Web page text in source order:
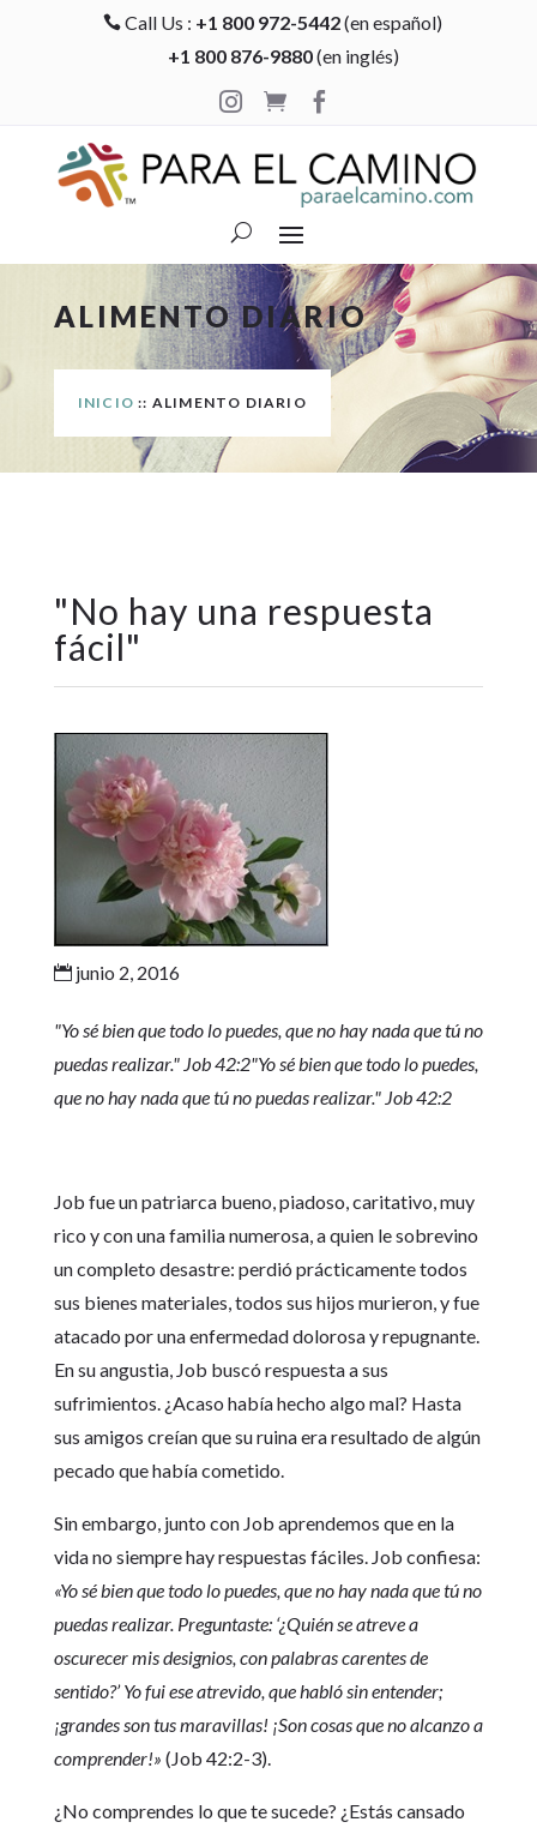
 Call Us : +1 800 972-5442(en español)
+1 800 876-9880(en inglés)

 
ALIMENTO DIARIO
INICIO :: ALIMENTO DIARIO
"No hay una respuesta
fácil"
junio 2, 2016
"Yo sé bien que todo lo puedes, que no hay nada que tú no
puedas realizar." Job 42:2"Yo sé bien que todo lo puedes,
que no hay nada que tú no puedas realizar." Job 42:2
Job fue un patriarca bueno, piadoso, caritativo, muy
rico y con una familia numerosa, a quien le sobrevino
un completo desastre: perdió prácticamente todos
sus bienes materiales, todos sus hijos murieron, y fue
atacado por una enfermedad dolorosa y repugnante.
En su angustia, Job buscó respuesta a sus
sufrimientos. ¿Acaso había hecho algo mal? Hasta
sus amigos creían que su ruina era resultado de algún
pecado que había cometido.
Sin embargo, junto con Job aprendemos que en la
vida no siempre hay respuestas fáciles. Job confiesa:
«Yo sé bien que todo lo puedes, que no hay nada que tú no
puedas realizar. Preguntaste: ‘¿Quién se atreve a
oscurecer mis designios, con palabras carentes de
sentido?’ Yo fui ese atrevido, que habló sin entender;
¡grandes son tus maravillas! ¡Son cosas que no alcanzo a
comprender!» (Job 42:2-3).
¿No comprendes lo que te sucede? ¿Estás cansado